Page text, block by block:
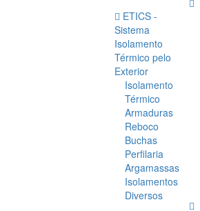
ETICS -
Sistema
Isolamento
Térmico pelo
Exterior
Isolamento
Térmico
Armaduras
Reboco
Buchas
Perfilaria
Argamassas
Isolamentos
Diversos